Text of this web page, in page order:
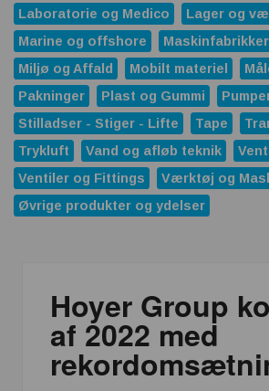
Laboratorie og Medico
Lager og
Marine og offshore
Maskinfabrikker
Miljø og Affald
Mobilt materiel
Pakninger
Plast og Gummi
Stilladser - Stiger - Lifte
Tape
Trykluft
Vand og afløb teknik
Ventiler og Fittings
Værktøj og
Øvrige produkter og ydelser
Hoyer Group
af 2022 med